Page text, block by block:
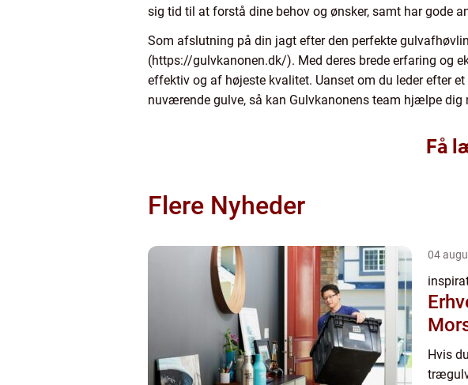
sig tid til at forstå dine behov og ønsker, samt har gode
Som afslutning på din jagt efter den perfekte
(https://gulvkanonen.dk/). Med deres brede erfaring og
effektiv og af højeste kvalitet. Uanset om du leder efter
nuværende gulve, så kan Gulvkanonens team hjælpe
Få
Flere Nyheder
04
Hvis